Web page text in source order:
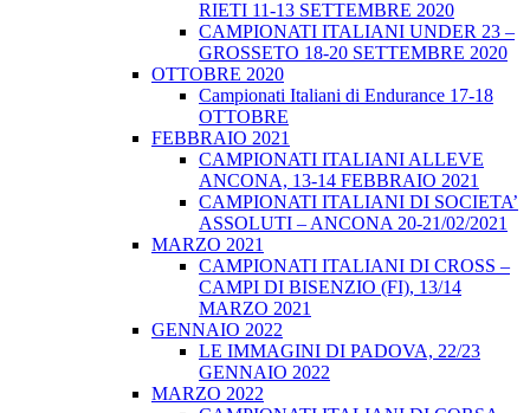
RIETI 11-13 SETTEMBRE 2020
CAMPIONATI ITALIANI UNDER 23 –
GROSSETO 18-20 SETTEMBRE 2020
OTTOBRE 2020
Campionati Italiani di Endurance 17-18
OTTOBRE
FEBBRAIO 2021
CAMPIONATI ITALIANI ALLEVE
ANCONA, 13-14 FEBBRAIO 2021
CAMPIONATI ITALIANI DI SOCIETA’
ASSOLUTI – ANCONA 20-21/02/2021
MARZO 2021
CAMPIONATI ITALIANI DI CROSS –
CAMPI DI BISENZIO (FI), 13/14
MARZO 2021
GENNAIO 2022
LE IMMAGINI DI PADOVA, 22/23
GENNAIO 2022
MARZO 2022